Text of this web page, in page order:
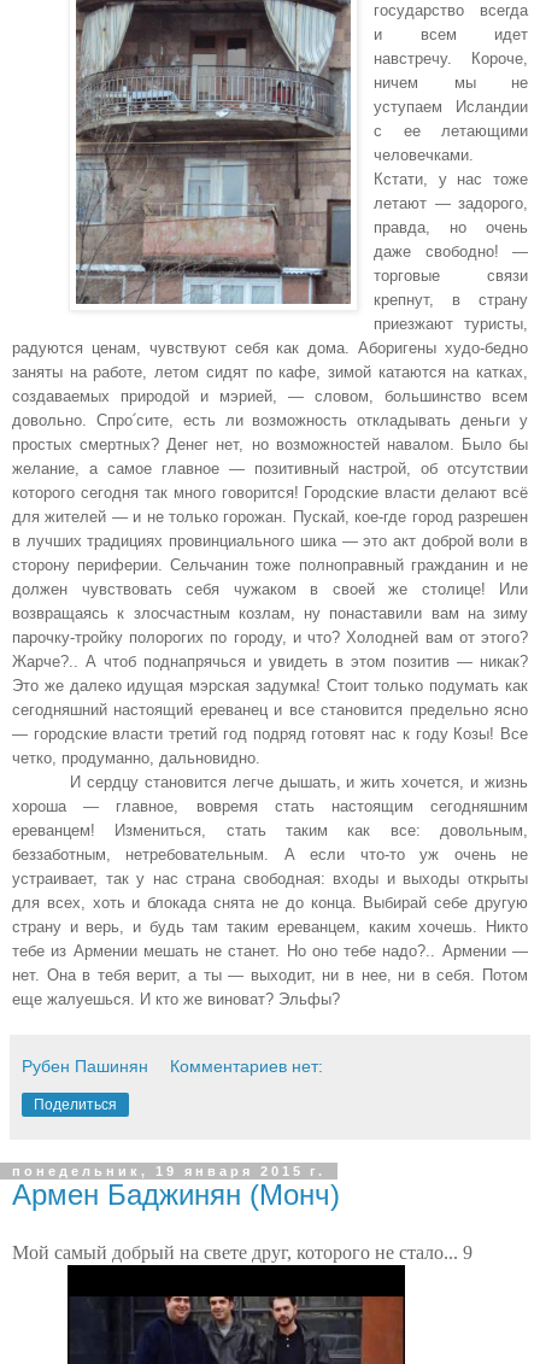
государство всегда
и всем идет
навстречу. Короче,
ничем мы не
уступаем Исландии
с ее летающими
человечками.
Кстати, у нас тоже
летают — задорого,
правда, но очень
даже свободно! —
торговые связи
крепнут, в страну
приезжают туристы,
радуются ценам, чувствуют себя как дома. Аборигены худо-бедно
заняты на работе, летом сидят по кафе, зимой катаются на катках,
создаваемых природой и мэрией, — словом, большинство всем
довольно. Спро՛сите, есть ли возможность откладывать деньги у
простых смертных? Денег нет, но возможностей навалом. Было бы
желание, а самое главное — позитивный настрой, об отсутствии
которого сегодня так много говорится! Городские власти делают всё
для жителей — и не только горожан. Пускай, кое-где город разрешен
в лучших традициях провинциального шика — это акт доброй воли в
сторону периферии. Сельчанин тоже полноправный гражданин и не
должен чувствовать себя чужаком в своей же столице! Или
возвращаясь к злосчастным козлам, ну понаставили вам на зиму
парочку-тройку полорогих по городу, и что? Холодней вам от этого?
Жарче?.. А чтоб поднапрячься и увидеть в этом позитив — никак?
Это же далеко идущая мэрская задумка! Стоит только подумать как
сегодняшний настоящий ереванец и все становится предельно ясно
— городские власти третий год подряд готовят нас к году Козы! Все
четко, продуманно, дальновидно.
И сердцу становится легче дышать, и жить хочется, и жизнь
хороша — главное, вовремя стать настоящим сегодняшним
ереванцем! Измениться, стать таким как все: довольным,
беззаботным, нетребовательным. А если что-то уж очень не
устраивает, так у нас страна свободная: входы и выходы открыты
для всех, хоть и блокада снята не до конца. Выбирай себе другую
страну и верь, и будь там таким ереванцем, каким хочешь. Никто
тебе из Армении мешать не станет. Но оно тебе надо?.. Армении —
нет. Она в тебя верит, а ты — выходит, ни в нее, ни в себя. Потом
еще жалуешься. И кто же виноват? Эльфы?
Рубен Пашинян Комментариев нет:
Поделиться
понедельник, 19 января 2015 г.
Армен Баджинян (Монч)
Мой самый добрый на свете друг, которого не стало... 9